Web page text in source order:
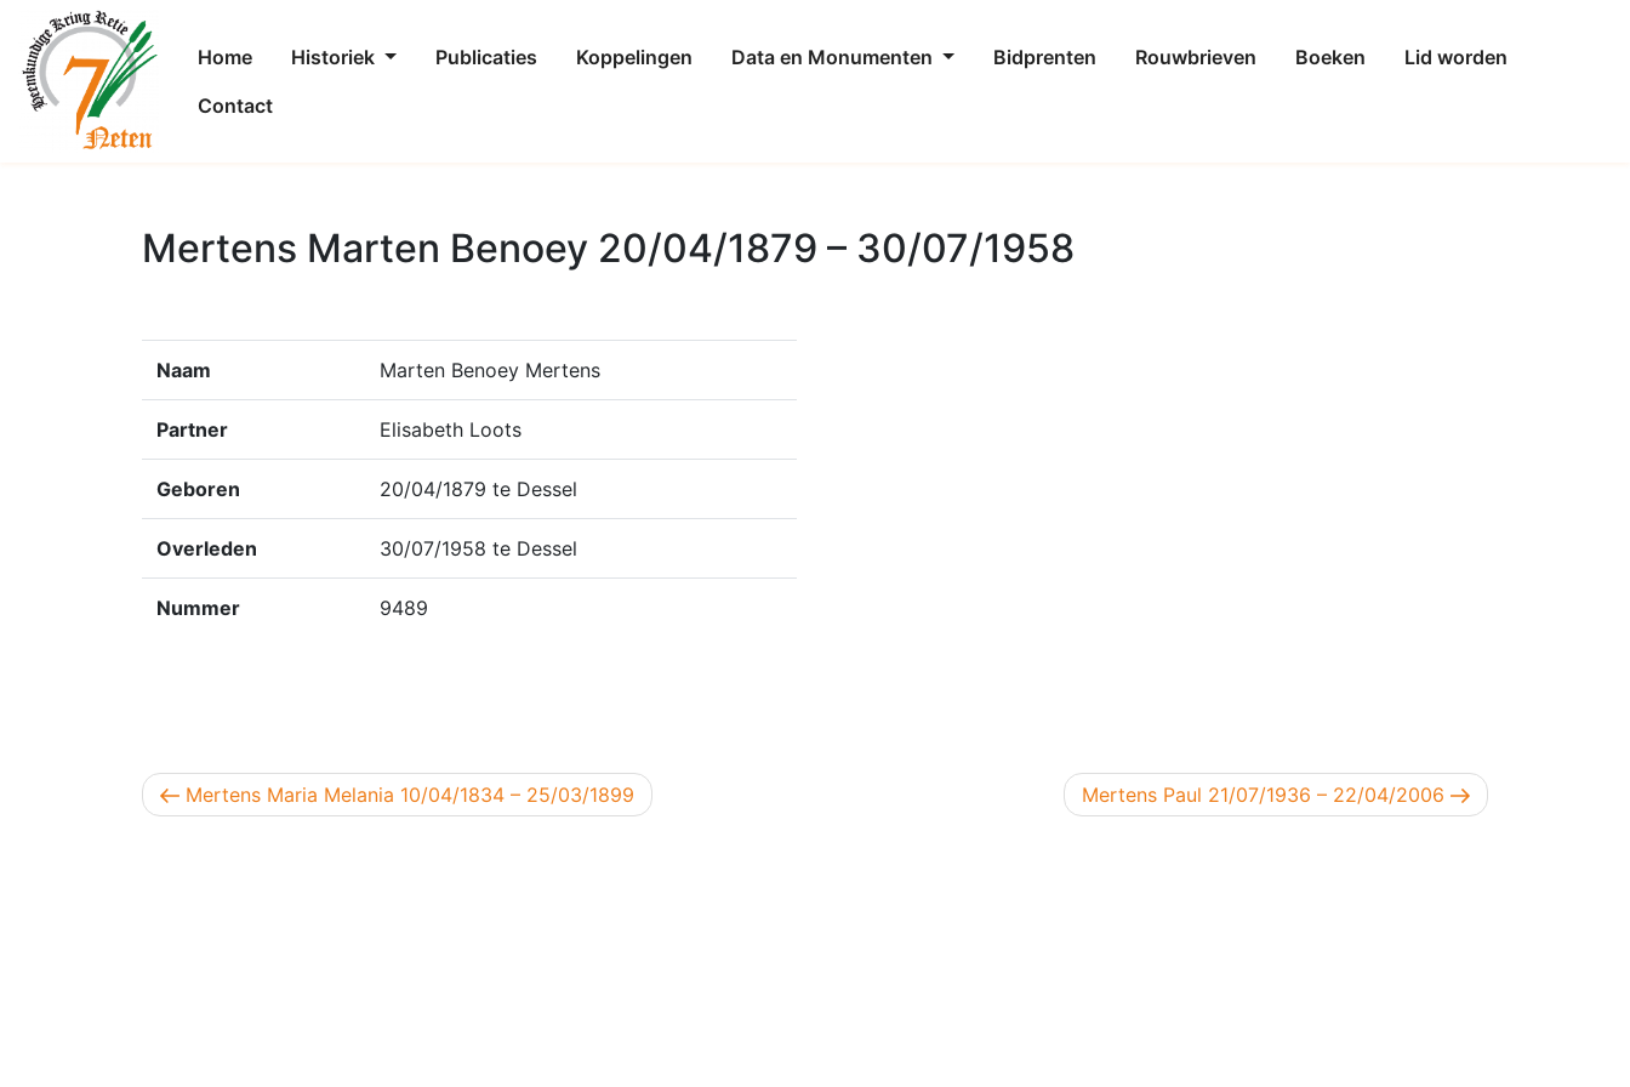
Home Historiek Publicaties Koppelingen Data en Monumenten Bidprenten Rouwbrieven Boeken
Lid worden
Contact
Mertens Marten Benoey 20/04/1879 – 30/07/1958
Naam Marten Benoey Mertens
Partner Elisabeth Loots
Geboren 20/04/1879 te Dessel
Overleden 30/07/1958 te Dessel
Nummer 9489
Berichtnavigatie
Vorig bericht
Mertens Maria Melania 10/04/1834 – 25/03/1899 Volgend bericht
Mertens Paul 21/07/1936 – 22/04/2006